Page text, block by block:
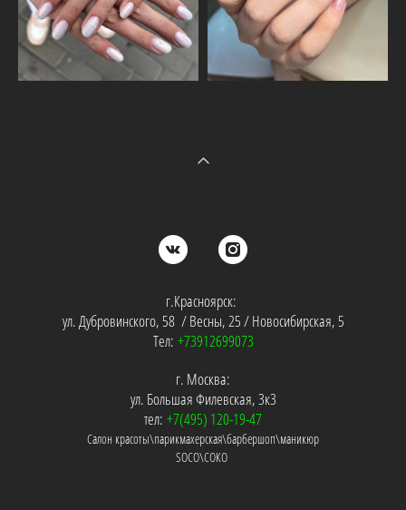
г.Красноярск:
ул. Дубровинского, 58 / Весны, 25 / Новосибирская, 5
Тел: +73912699073
г. Москва:
ул. Большая Филевская, 3к3
тел: +7(495) 120-19-47
Салон красоты\парикмахерская\барбершоп\маникюр
SOCO\СОКО